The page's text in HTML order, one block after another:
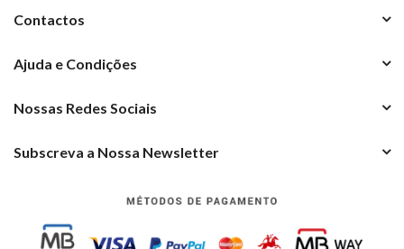
Contactos
Ajuda e Condições
Nossas Redes Sociais
Subscreva a Nossa Newsletter